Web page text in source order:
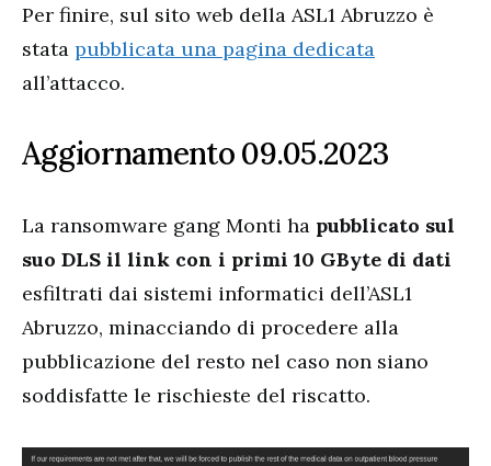
Per finire, sul sito web della ASL1 Abruzzo è
stata pubblicata una pagina dedicata
all’attacco.
Aggiornamento 09.05.2023
La ransomware gang Monti ha pubblicato sul
suo DLS il link con i primi 10 GByte di dati
esfiltrati dai sistemi informatici dell’ASL1
Abruzzo, minacciando di procedere alla
pubblicazione del resto nel caso non siano
soddisfatte le rischieste del riscatto.